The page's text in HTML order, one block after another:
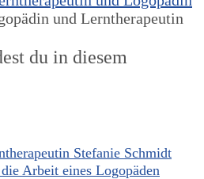
und Lerntherapeutin
du in diesem
Stefanie Schmidt
Arbeit eines Logopäden